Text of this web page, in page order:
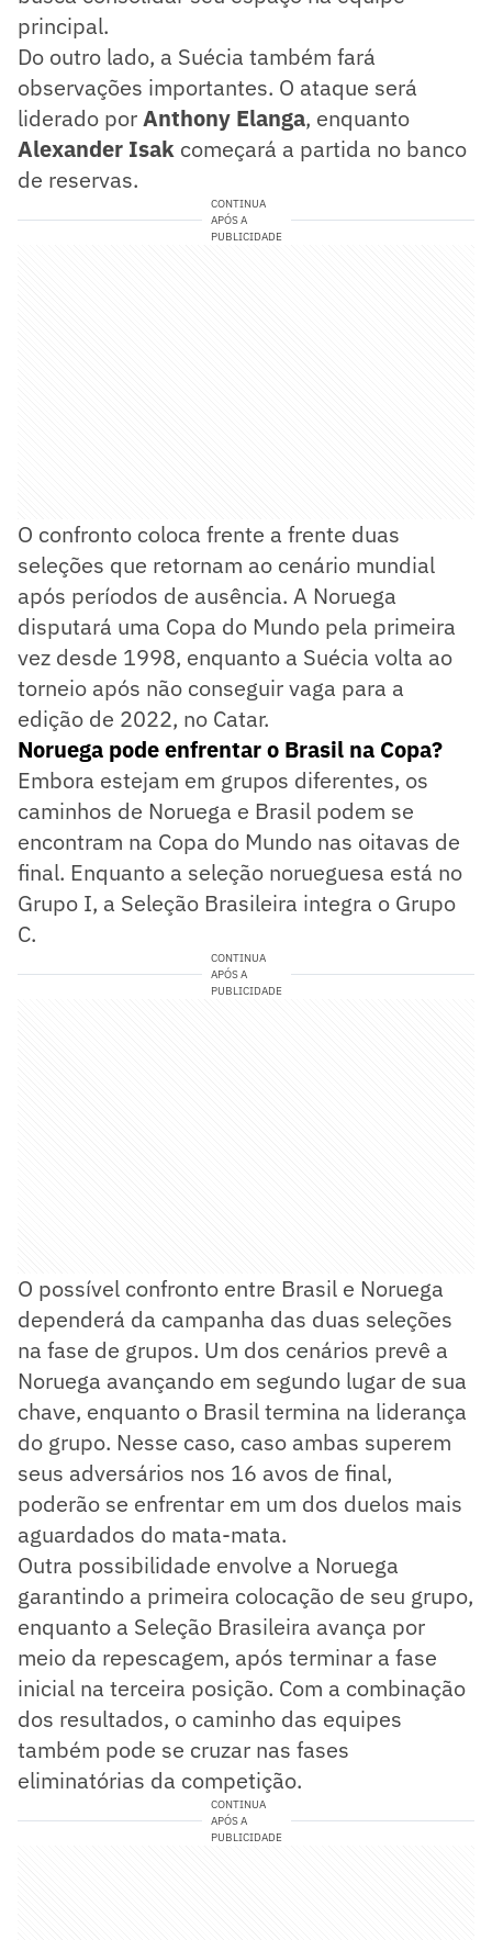
principal.
Do outro lado, a Suécia também fará
observações importantes. O ataque será
liderado porAnthony Elanga, enquanto
Alexander Isak começará a partida no banco
de reservas.
CONTINUA
APÓS A
PUBLICIDADE
O confronto coloca frente a frente duas
seleções que retornam ao cenário mundial
após períodos de ausência. A Noruega
disputará uma Copa do Mundo pela primeira
vez desde 1998, enquanto a Suécia volta ao
torneio após não conseguir vaga para a
edição de 2022, no Catar.
Noruega pode enfrentar o Brasil na Copa?
Embora estejam em grupos diferentes, os
caminhos de Noruega e Brasil podem se
encontram na Copa do Mundo nas oitavas de
final. Enquanto a seleção norueguesa está no
Grupo I, a Seleção Brasileira integra o Grupo
C.
CONTINUA
APÓS A
PUBLICIDADE
O possível confronto entre Brasil e Noruega
dependerá da campanha das duas seleções
na fase de grupos. Um dos cenários prevê a
Noruega avançando em segundo lugar de sua
chave, enquanto o Brasil termina na liderança
do grupo. Nesse caso, caso ambas superem
seus adversários nos 16 avos de final,
poderão se enfrentar em um dos duelos mais
aguardados do mata-mata.
Outra possibilidade envolve a Noruega
garantindo a primeira colocação de seu grupo,
enquanto a Seleção Brasileira avança por
meio da repescagem, após terminar a fase
inicial na terceira posição. Com a combinação
dos resultados, o caminho das equipes
também pode se cruzar nas fases
eliminatórias da competição.
CONTINUA
APÓS A
PUBLICIDADE